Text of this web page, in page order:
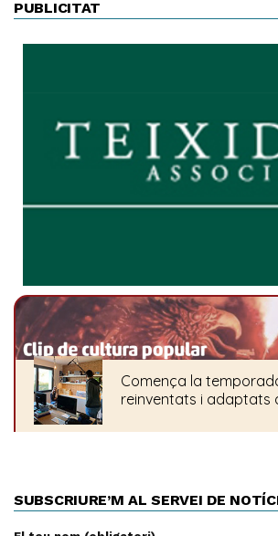
PUBLICITAT
SUBSCRIURE’M AL SERVEI DE